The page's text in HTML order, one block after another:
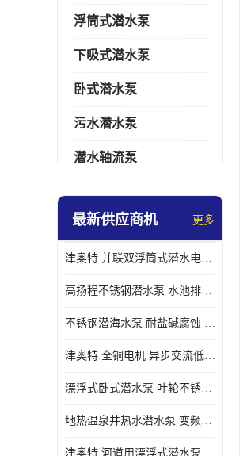
浮筒式潜水泵
下吸式潜水泵
卧式潜水泵
污水潜水泵
潜水轴流泵
螺旋离心泵
控制柜
最新供应商机 更多
津奥特 并联双浮筒式潜水电泵 矿山抢险泵 大流量卧式安装 可提供定制
高扬程不锈钢潜水泵 水池排水 变频 井用潜水电泵供应 能耗低 工厂批发
不锈钢潜海水泵 耐盐碱腐蚀 大流量 立式卧式下吸式安装 厂家定制
津奥特 全铜电机 异步交流低压潜水电机 运行稳定售后质保 致电咨询
漂浮式卧式潜水泵 叶轮不锈钢材质 大流量 变频抽水泵 厂家质保售后
地热温泉井热水潜水泵 变频不锈钢 130直径油泵 高温深井泵 津奥特
津奥特 河道用漂浮式潜水泵 不锈钢泵轴 大口径大流量 产品可定制